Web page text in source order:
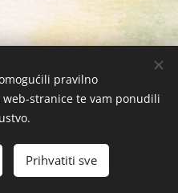
Sva prava zadržana
pravilno
stranice te vam ponudili
Prihvatiti sve